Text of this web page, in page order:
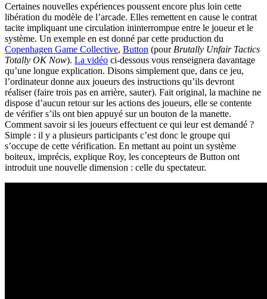
Certaines nouvelles expériences poussent encore plus loin cette
libération du modèle de l’arcade. Elles remettent en cause le contrat
tacite impliquant une circulation ininterrompue entre le joueur et le
système. Un exemple en est donné par cette production du
Copenhagen Game Collective, Button (pour Brutally Unfair Tactics
Totally OK Now). La vidéo ci-dessous vous renseignera davantage
qu’une longue explication. Disons simplement que, dans ce jeu,
l’ordinateur donne aux joueurs des instructions qu’ils devront
réaliser (faire trois pas en arrière, sauter). Fait original, la machine ne
dispose d’aucun retour sur les actions des joueurs, elle se contente
de vérifier s’ils ont bien appuyé sur un bouton de la manette.
Comment savoir si les joueurs effectuent ce qui leur est demandé ?
Simple : il y a plusieurs participants c’est donc le groupe qui
s’occupe de cette vérification. En mettant au point un système
boiteux, imprécis, explique Roy, les concepteurs de Button ont
introduit une nouvelle dimension : celle du spectateur.